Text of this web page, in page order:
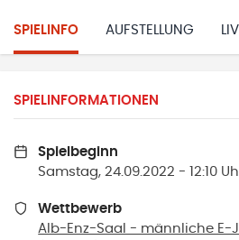
SPIELINFO AUFSTELLUNG
SPIELINFORMATIONEN
Spielbeginn
Samstag, 24.09.2022 - 12:10
Wettbewerb
Alb-Enz-Saal - männliche E-